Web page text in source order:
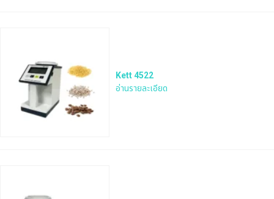
Kett 4522
อ่านรายละเอียด